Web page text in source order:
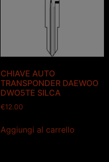
CHIAVE AUTO
TRANSPONDER DAEWOO
DWO5TE SILCA
€12.00
Aggiungi al carrello